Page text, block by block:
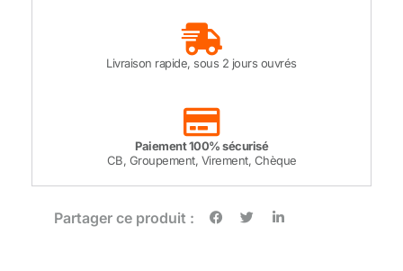
Livraison rapide, sous 2 jours ouvrés
Paiement 100% sécurisé
CB, Groupement, Virement, Chèque
Partager ce produit :